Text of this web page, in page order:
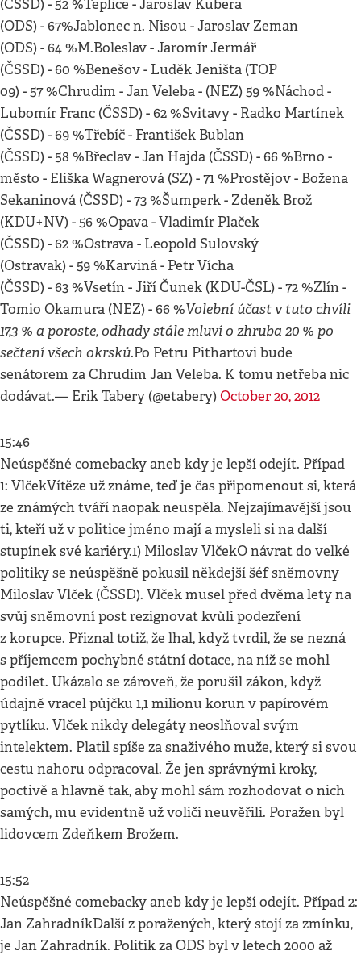
(ČSSD) - 52 %Teplice - Jaroslav Kubera
(ODS) - 67%Jablonec n. Nisou - Jaroslav Zeman
(ODS) - 64 %M.Boleslav - Jaromír Jermář
(ČSSD) - 60 %Benešov - Luděk Jeništa (TOP
09) - 57 %Chrudim - Jan Veleba - (NEZ) 59 %Náchod -
Lubomír Franc (ČSSD) - 62 %Svitavy - Radko Martínek
(ČSSD) - 69 %Třebíč - František Bublan
(ČSSD) - 58 %Břeclav - Jan Hajda (ČSSD) - 66 %Brno -
město - Eliška Wagnerová (SZ) - 71 %Prostějov - Božena
Sekaninová (ČSSD) - 73 %Šumperk - Zdeněk Brož
(KDU+NV) - 56 %Opava - Vladimír Plaček
(ČSSD) - 62 %Ostrava - Leopold Sulovský
(Ostravak) - 59 %Karviná - Petr Vícha
(ČSSD) - 63 %Vsetín - Jiří Čunek (KDU-ČSL) - 72 %Zlín -
Tomio Okamura (NEZ) - 66 %Volební účast v tuto chvíli
17,3 % a poroste, odhady stále mluví o zhruba 20 % po
sečtení všech okrsků.Po Petru Pithartovi bude
senátorem za Chrudim Jan Veleba. K tomu netřeba nic
dodávat.— Erik Tabery (@etabery)October 20, 2012
15:46
Neúspěšné comebacky aneb kdy je lepší odejít. Případ
1: VlčekVítěze už známe, teď je čas připomenout si, která
ze známých tváří naopak neuspěla. Nejzajímavější jsou
ti, kteří už v politice jméno mají a mysleli si na další
stupínek své kariéry.1) Miloslav VlčekO návrat do velké
politiky se neúspěšně pokusil někdejší šéf sněmovny
Miloslav Vlček (ČSSD). Vlček musel před dvěma lety na
svůj sněmovní post rezignovat kvůli podezření
z korupce. Přiznal totiž, že lhal, když tvrdil, že se nezná
s příjemcem pochybné státní dotace, na níž se mohl
podílet. Ukázalo se zároveň, že porušil zákon, když
údajně vracel půjčku 1,1 milionu korun v papírovém
pytlíku. Vlček nikdy delegáty neoslňoval svým
intelektem. Platil spíše za snaživého muže, který si svou
cestu nahoru odpracoval. Že jen správnými kroky,
poctivě a hlavně tak, aby mohl sám rozhodovat o nich
samých, mu evidentně už voliči neuvěřili. Poražen byl
lidovcem Zdeňkem Brožem.
15:52
Neúspěšné comebacky aneb kdy je lepší odejít. Případ 2:
Jan ZahradníkDalší z poražených, který stojí za zmínku,
je Jan Zahradník. Politik za ODS byl v letech 2000 až